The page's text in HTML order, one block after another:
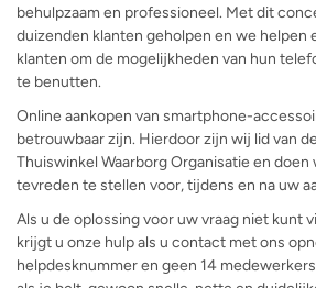
behulpzaam en professioneel. Met dit
duizenden klanten geholpen en we helpen
klanten om de mogelijkheden van hun
te benutten.
Online aankopen van smartphone-
betrouwbaar zijn. Hierdoor zijn wij lid van
Thuiswinkel Waarborg Organisatie en doen
tevreden te stellen voor, tijdens en na uw
Als u de oplossing voor uw vraag niet kunt
krijgt u onze hulp als u contact met ons
helpdesknummer en geen 14